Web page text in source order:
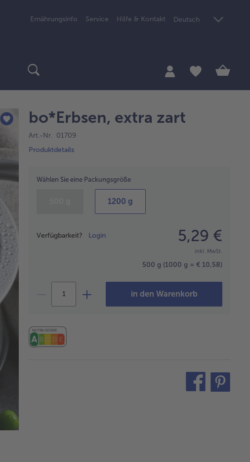
Ernährungsinfo Service Hilfe & Kontakt Deutsch
bo*Erbsen, extra zart
Art.-Nr. 01709
Produktdetails
Wählen Sie eine Packungsgröße
1200 g
Verfügbarkeit? Login 5,29 €
inkl. MwSt.
500 g (1000 g = € 10,58)
in den Warenkorb
teilen